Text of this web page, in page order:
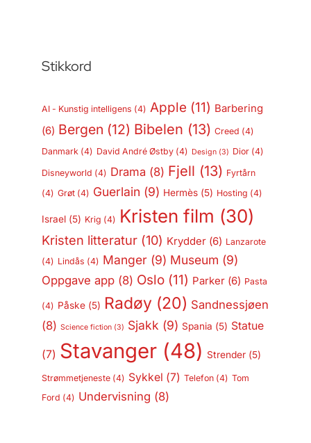
Stikkord
AI - Kunstig intelligens (4) Apple (11) Barbering
(6) Bergen (12) Bibelen (13) Creed (4)
Danmark(4) David André Østby(4) Design(3) Dior(4)
Disneyworld (4) Drama (8) Fjell (13) Fyrtårn
(4) Grøt(4) Guerlain (9) Hermès(5) Hosting (4)
Israel(5) Krig (4) Kristen film (30)
Kristen litteratur(10) Krydder(6) Lanzarote
(4) Lindås (4) Manger(9) Museum (9)
Oppgave app(8) Oslo(11) Parker(6) Pasta
(4) Påske(5) Radøy(20) Sandnessjøen
(8) Science fiction(3) Sjakk (9) Spania (5) Statue
(7) Stavanger(48) Strender(5)
Strømmetjeneste(4) Sykkel (7) Telefon(4) Tom
Ford (4) Undervisning (8)